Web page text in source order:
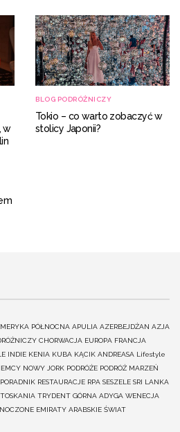
w
BLOG PODRÓŻNICZY
Tokio – co warto zobaczyć w
stolicy Japonii?
PÓŁNOCNA APULIA AZERBEJDŻAN AZJA
CHORWACJA EUROPA FRANCJA
INDIE KENIA KUBA KĄCIK ANDREASA Lifestyle
NOWY JORK PODRÓŻE PODRÓŻ MARZEŃ
PORADNIK RESTAURACJE RPA SESZELE SRI LANKA
TOSKANIA TRYDENT GÓRNA ADYGA WENECJA
EMIRATY ARABSKIE ŚWIAT